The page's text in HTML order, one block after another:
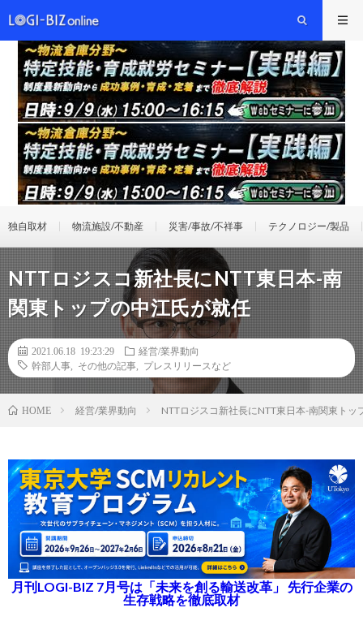
独自取材 物流施設/不動産 災害/事故/不祥事 テクノロジー/製品
NTTロジスコ新社長にNTT東日本-南
関東トップの中江氏が就任
2021.06.18 19:23:29
経営/業界動向
幹部人事
その他の記事 プレスリリースなど
HOME 経営/業界動向 NTTロジスコ新社長にNTT東日本-南関東トッ
月刊LOGI-BIZ 7月号は「未来を創る輸送改革」 先行企業の
生存戦略を徹底取材